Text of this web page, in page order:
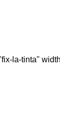
la-tinta"